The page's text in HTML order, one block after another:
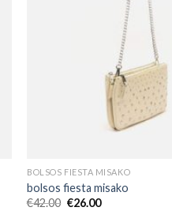
BOLSOS FIESTA MISAKO
bolsos fiesta misako
€42.00 €26.00